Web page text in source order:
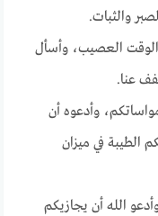
والثبات.
الوقت العصيب، وأسأل
عنا.
وأدعوه أن
الطيبة في ميزان
الله أن يجازيكم